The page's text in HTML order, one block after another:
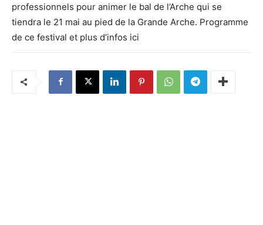
professionnels pour animer le bal de l’Arche qui se
tiendra le 21 mai au pied de la Grande Arche. Programme
de ce festival et plus d’infos ici